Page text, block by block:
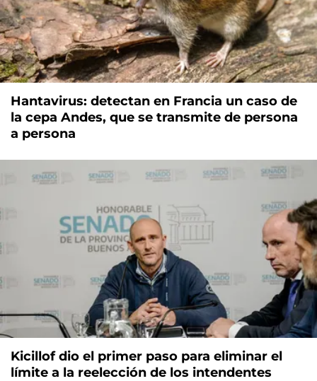
Hantavirus: detectan en Francia un caso de
la cepa Andes, que se transmite de persona
a persona
Kicillof dio el primer paso para eliminar el
límite a la reelección de los intendentes